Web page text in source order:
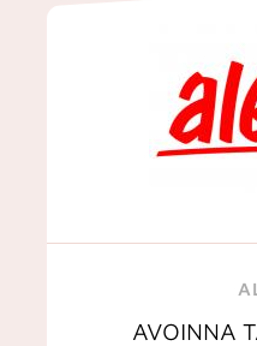
AVOINNA